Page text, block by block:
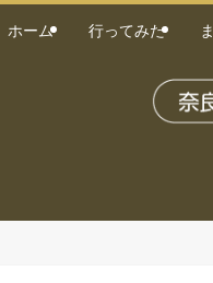
ホーム 行ってみた